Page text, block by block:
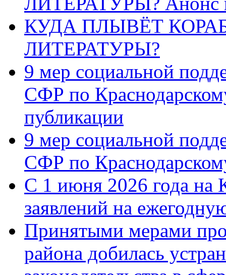
КУДА ПЛЫВЁТ
ЛИТЕРАТУРЫ?
9 мер социальной
СФР по
публикации
9 мер социальной
СФР по
С 1 июня 2026 года на
заявлений на
Принятыми мерами
района добилась